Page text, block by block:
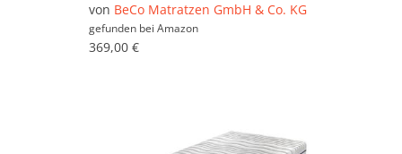
von BeCo Matratzen GmbH & Co. KG
gefunden bei Amazon
369,00 €